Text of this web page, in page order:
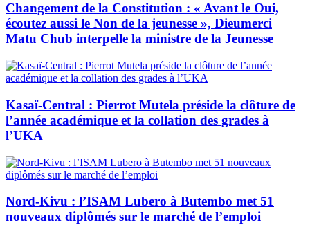
Changement de la Constitution : « Avant le Oui,
écoutez aussi le Non de la jeunesse », Dieumerci
Matu Chub interpelle la ministre de la Jeunesse
Kasaï-Central : Pierrot Mutela préside la clôture de
l’année académique et la collation des grades à
l’UKA
Nord-Kivu : l’ISAM Lubero à Butembo met 51
nouveaux diplômés sur le marché de l’emploi